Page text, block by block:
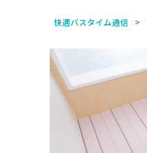
快適バスタイム通信 >